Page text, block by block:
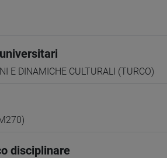
E DINAMICHE CULTURALI (TURCO)
disciplinare